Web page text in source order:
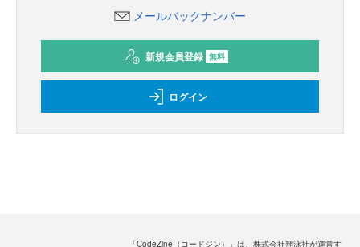
メールバックナンバー
新規会員登録 無料
ログイン
「CodeZine（コードジン）」は、株式会社翔泳社が運営す